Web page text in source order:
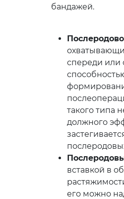
бандажей.
спереди или
такого типа
должного
вставкой в
его можно